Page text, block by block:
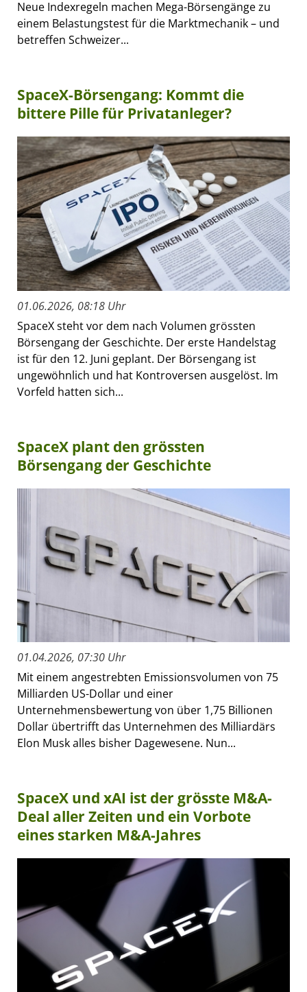
Neue Indexregeln machen Mega-Börsengänge zu
einem Belastungstest für die Marktmechanik – und
betreffen Schweizer...
SpaceX-Börsengang: Kommt die
bittere Pille für Privatanleger?
01.06.2026, 08:18 Uhr
SpaceX steht vor dem nach Volumen grössten
Börsengang der Geschichte. Der erste Handelstag
ist für den 12. Juni geplant. Der Börsengang ist
ungewöhnlich und hat Kontroversen ausgelöst. Im
Vorfeld hatten sich...
SpaceX plant den grössten
Börsengang der Geschichte
01.04.2026, 07:30 Uhr
Mit einem angestrebten Emissionsvolumen von 75
Milliarden US-Dollar und einer
Unternehmensbewertung von über 1,75 Billionen
Dollar übertrifft das Unternehmen des Milliardärs
Elon Musk alles bisher Dagewesene. Nun...
SpaceX und xAI ist der grösste M&A-
Deal aller Zeiten und ein Vorbote
eines starken M&A-Jahres